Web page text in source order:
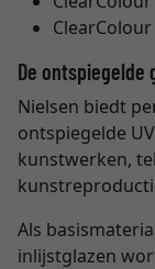
ClearColour
De ontspiegelde
Nielsen biedt
ontspiegelde
kunstwerken,
Als
inlijstglazen